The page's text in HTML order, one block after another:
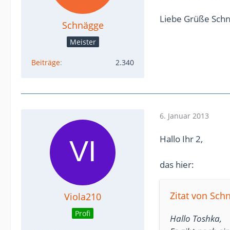
Schnägge
Meister
Beiträge 2.340
Liebe Grüße
Viola210
Profi
6. Januar 2013
Hallo Ihr 2,
das hier:
Zitat von
Hallo Toshka,